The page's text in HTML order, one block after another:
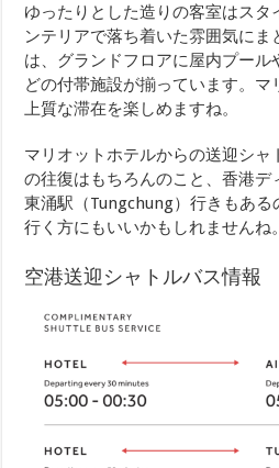
ゆったりとした造りの客室はスタ
ンテリアで落ち着いた雰囲気にま
は、グランドフロアに屋内プール
どの付帯施設が揃っています。マ
上質な滞在を楽しめますね。
マリオットホテルからの送迎シャ
の往復はもちろんのこと、香港デ
東涌駅（Tungchung）行きもある
行く方にもいいかもしれませんね。
空港送迎シャトルバス情報